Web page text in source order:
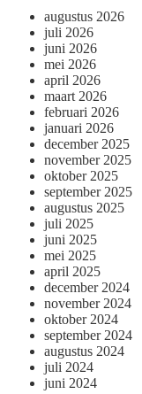
augustus 2026
juli 2026
juni 2026
mei 2026
april 2026
maart 2026
februari 2026
januari 2026
december 2025
november 2025
oktober 2025
september 2025
augustus 2025
juli 2025
juni 2025
mei 2025
april 2025
december 2024
november 2024
oktober 2024
september 2024
augustus 2024
juli 2024
juni 2024